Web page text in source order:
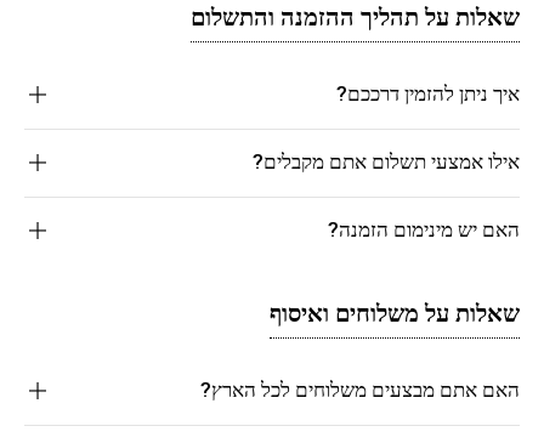
שאלות על תהליך ההזמנה והתשלום
איך ניתן להזמין דרככם?
אילו אמצעי תשלום אתם מקבלים?
האם יש מינימום הזמנה?
שאלות על משלוחים ואיסוף
האם אתם מבצעים משלוחים לכל הארץ?